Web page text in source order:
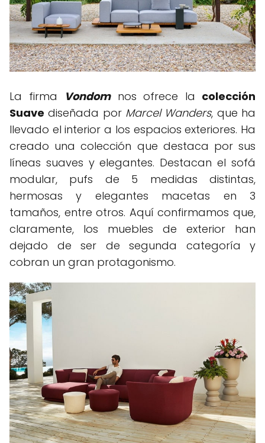
La firma Vondomnos ofrece la colección
Suave diseñada por Marcel Wanders, que ha
llevado el interior a los espacios exteriores. Ha
creado una colección que destaca por sus
líneas suaves y elegantes. Destacan el sofá
modular, pufs de 5 medidas distintas,
hermosas y elegantes macetas en 3
tamaños, entre otros. Aquí confirmamos que,
claramente, los muebles de exterior han
dejado de ser de segunda categoría y
cobran un gran protagonismo.